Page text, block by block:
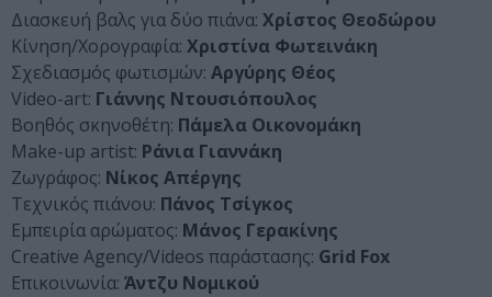
Διασκευή βαλς για δύο πιάνα: Χρίστος Θεοδώρου
Κίνηση/Χορογραφία: Χριστίνα Φωτεινάκη
Σχεδιασμός φωτισμών: Αργύρης Θέος
Video-art: Γιάννης Ντουσιόπουλος
Βοηθός σκηνοθέτη: Πάμελα Οικονομάκη
Make-up artist: Ράνια Γιαννάκη
Ζωγράφος: Νίκος Απέργης
Τεχνικός πιάνου: Πάνος Τσίγκος
Εμπειρία αρώματος: Μάνος Γερακίνης
Creative Agency/Videos παράστασης: Grid Fox
Επικοινωνία: Άντζυ Νομικού